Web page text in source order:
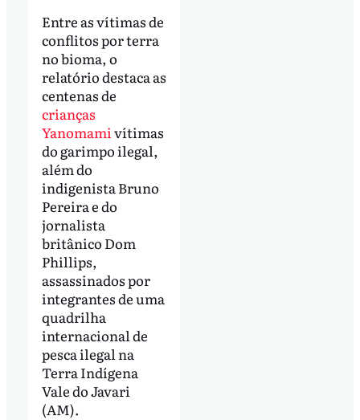
Entre as vítimas de
conflitos por terra
no bioma, o
relatório destaca as
centenas de
crianças
Yanomami vítimas
do garimpo ilegal,
além do
indigenista Bruno
Pereira e do
jornalista
britânico Dom
Phillips,
assassinados por
integrantes de uma
quadrilha
internacional de
pesca ilegal na
Terra Indígena
Vale do Javari
(AM).